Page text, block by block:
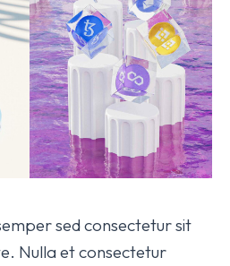
sed consectetur sit
Nulla et consectetur